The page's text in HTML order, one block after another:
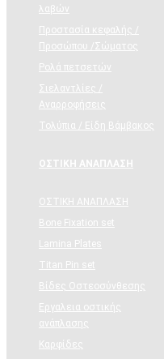
λαβών
Προστασία κεφαλής /
Προσώπου /Σώματος
Ρολά πετσετών
Σιελαντλίες /
Αναρροφήσεις
Τολύπια / Είδη Βάμβακος
ΟΣΤΙΚH ΑΝΑΠΛΑΣH
ΟΣΤΙΚH ΑΝΑΠΛΑΣH
Bone Fixation set
Lamina Plates
Titan Pin set
Βίδες Οστεοσύνθεσης
Εργαλεια οστικής
ανάπλασης
Καρφίδες